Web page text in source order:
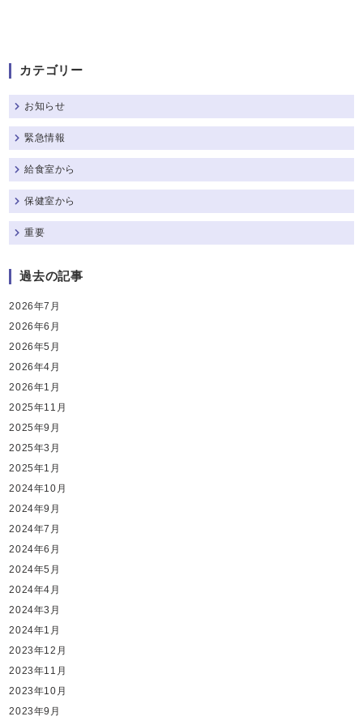
カテゴリー
お知らせ
緊急情報
給食室から
保健室から
重要
過去の記事
2026年7月
2026年6月
2026年5月
2026年4月
2026年1月
2025年11月
2025年9月
2025年3月
2025年1月
2024年10月
2024年9月
2024年7月
2024年6月
2024年5月
2024年4月
2024年3月
2024年1月
2023年12月
2023年11月
2023年10月
2023年9月